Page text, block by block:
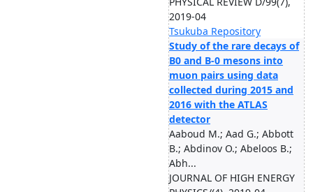
2019-04
Tsukuba Repository
Study of the rare decays of
B0 and B-0 mesons into
muon pairs using data
collected during 2015 and
2016 with the ATLAS
detector
Aaboud M.; Aad G.; Abbott
B.; Abdinov O.; Abeloos B.;
Abh...
JOURNAL OF HIGH ENERGY